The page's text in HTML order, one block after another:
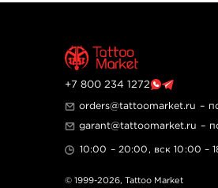
+7 800 234 1272
orders@tattoomarket.ru –
garant@tattoomarket.ru –
10:00 – 20:00, вск 10:00 –
© 1999-2026, Tattoo Market